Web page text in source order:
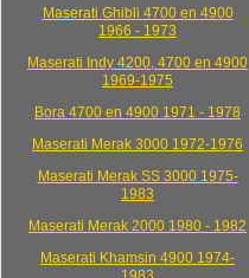
Maserati Ghibli 4700 en 4900
1966 - 1973
Maserati Indy 4200, 4700 en 4900
1969-1975
Bora 4700 en 4900 1971 - 1978
Maserati Merak 3000 1972-1976
Maserati Merak SS 3000 1975-
1983
Maserati Merak 2000 1980 - 1982
Maserati Khamsin 4900 1974-